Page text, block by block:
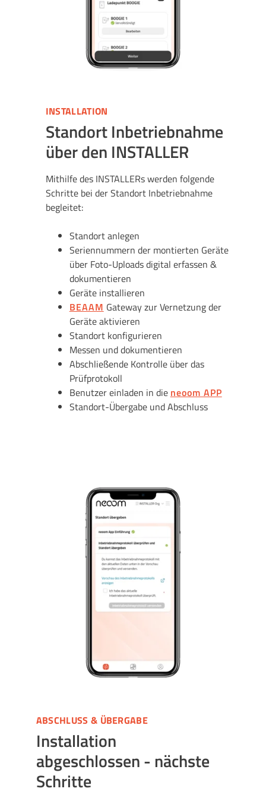
INSTALLATION
Standort Inbetriebnahme
über den INSTALLER
Mithilfe des INSTALLERs werden folgende
Schritte bei der Standort Inbetriebnahme
begleitet:
Standort anlegen
Seriennummern der montierten Geräte
über Foto-Uploads digital erfassen &
dokumentieren
Geräte installieren
BEAAM Gateway zur Vernetzung der
Geräte aktivieren
Standort konfigurieren
Messen und dokumentieren
Abschließende Kontrolle über das
Prüfprotokoll
Benutzer einladen in die neoom APP
Standort-Übergabe und Abschluss
ABSCHLUSS & ÜBERGABE
Installation
abgeschlossen - nächste
Schritte